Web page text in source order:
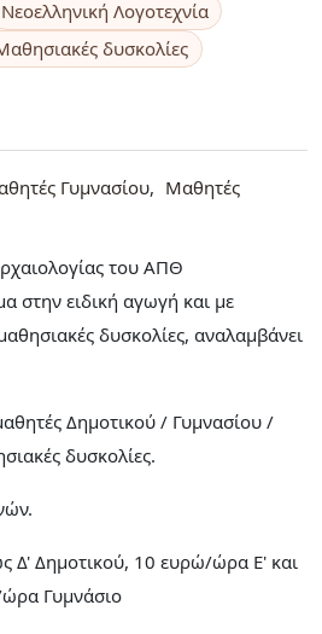
Νεοελληνική Λογοτεχνία
δυσκολίες
Γυμνασίου
Μαθητές
του ΑΠΘ
στην ειδική αγωγή και με
δυσκολίες, αναλαμβάνει
Δημοτικού / Γυμνασίου /
δυσκολίες.
Δ' Δημοτικού, 10 ευρώ/ώρα Ε' και
Γυμνάσιο